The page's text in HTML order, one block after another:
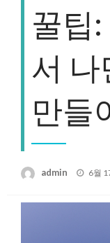
꿀팁:
서
만들
admin 6월